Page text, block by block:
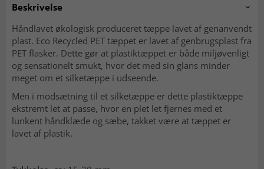
Beskrivelse
Håndlavet økologisk produceret tæppe lavet af genanvendt
plast. Eco Recycled PET tæppet er lavet af genbrugsplast fra
PET flasker. Dette gør at plastiktæppet er både miljøvenligt
og sensationelt smukt, hvor det med sin glans minder
meget om et silketæppe i udseende.
Men i modsætning til et silketæppe er dette plastiktæppe
ekstremt let at passe, hvor en plet let fjernes med et
lunkent håndklæde og sæbe, takket være at tæppet er
lavet af plastik.​